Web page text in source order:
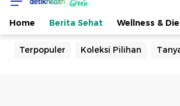
Home Berita Sehat Wellness &
Terpopuler Koleksi Pilihan